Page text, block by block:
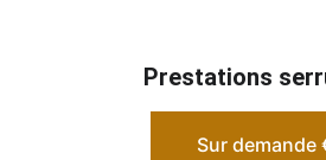
Sur demande
Prestations